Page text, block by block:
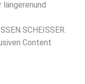
SCHEISSER.
Content